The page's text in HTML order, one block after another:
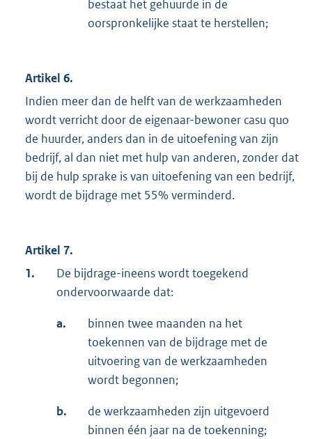
bestaat het gehuurde in de
oorspronkelijke staat te herstellen;
Artikel 6.
Indien meer dan de helft van de werkzaamheden
wordt verricht door de eigenaar-bewoner casu quo
de huurder, anders dan in de uitoefening van zijn
bedrijf, al dan niet met hulp van anderen, zonder dat
bij de hulp sprake is van uitoefening van een bedrijf,
wordt de bijdrage met 55% verminderd.
Artikel 7.
1.
De bijdrage-ineens wordt toegekend
ondervoorwaarde dat:
a.
binnen twee maanden na het
toekennen van de bijdrage met de
uitvoering van de werkzaamheden
wordt begonnen;
b.
de werkzaamheden zijn uitgevoerd
binnen één jaar na de toekenning;